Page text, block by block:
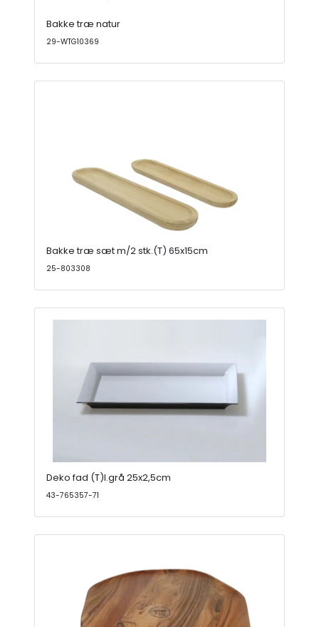
Bakke træ natur
29-WTG10369
Bakke træ sæt m/2 stk.(T) 65x15cm
25-803308
Deko fad (T)l.grå 25x2,5cm
43-765357-71